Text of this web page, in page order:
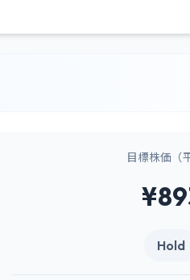
目標株価（
Hold